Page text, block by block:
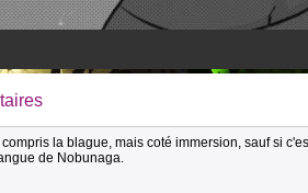
la blague, mais coté immersion, sauf si
de Nobunaga.